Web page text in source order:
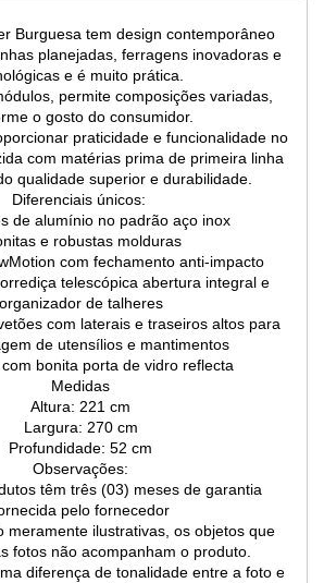
Burguesa tem design contemporâneo
planejadas, ferragens inovadoras e
e é muito prática.
permite composições variadas,
o gosto do consumidor.
praticidade e funcionalidade no
com matérias prima de primeira linha
qualidade superior e durabilidade.
Diferenciais únicos:
de alumínio no padrão aço inox
e robustas molduras
com fechamento anti-impacto
telescópica abertura integral e
organizador de talheres
com laterais e traseiros altos para
de utensílios e mantimentos
bonita porta de vidro reflecta
Medidas
Altura: 221 cm
Largura: 270 cm
Profundidade: 52 cm
Observações:
têm três (03) meses de garantia
pelo fornecedor
meramente ilustrativas, os objetos que
fotos não acompanham o produto.
diferença de tonalidade entre a foto e